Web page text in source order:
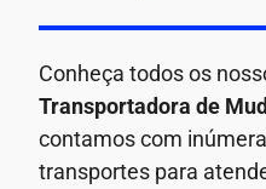
Conheça todos os
Transportadora de
contamos com
transportes para